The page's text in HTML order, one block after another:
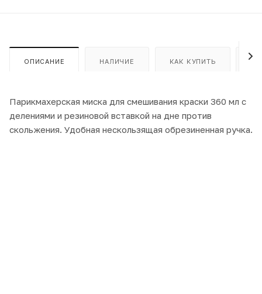
ОПИСАНИЕ НАЛИЧИЕ КАК КУПИТЬ
Парикмахерская миска для смешивания краски 360 мл с
делениями и резиновой вставкой на дне против
скольжения. Удобная нескользящая обрезиненная ручка.